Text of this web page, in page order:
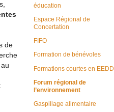
de
éducation
Espace Régional de
Concertation
FIFO
Formation de bénévoles
Formations courtes en EEDD
Forum régional de
l’environnement
Gaspillage alimentaire